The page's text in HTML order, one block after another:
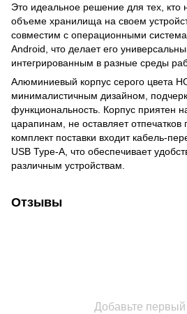
Это идеальное решение для тех, кто
объеме хранилища на своем
совместим с операционными
Android, что делает его
интегрированным в разные среды
Алюминиевый корпус серого цвета
минималистичным дизайном,
функциональность. Корпус приятен
царапинам, не оставляет отпечатков
комплект поставки входит кабель-
USB Type-A, что обеспечивает
различным устройствам.
Отзывы
Добавьте первый